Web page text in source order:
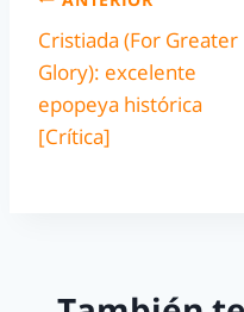
Cristiada (For Greater
Glory): excelente
epopeya histórica
[Crítica]